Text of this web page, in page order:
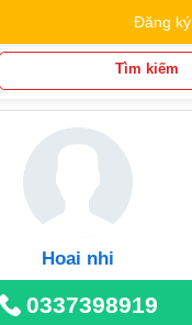
Đăng ký
Tìm kiếm
Hoai nhi
0337398919